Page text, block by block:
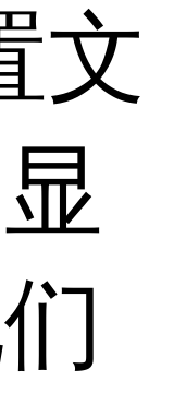
文